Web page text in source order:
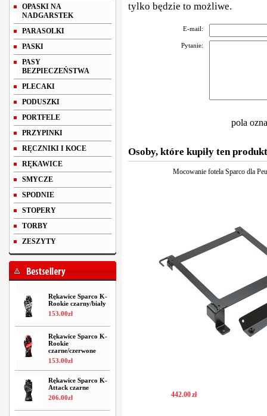
OPASKI NA
NADGARSTEK
PARASOLKI
PASKI
PASY
BEZPIECZEŃSTWA
PLECAKI
PODUSZKI
PORTFELE
PRZYPINKI
RĘCZNIKI I KOCE
RĘKAWICE
SMYCZE
SPODNIE
STOPERY
TORBY
ZESZYTY
Rękawice Sparco K-
Rookie czarny/biały
153.00zł
Rękawice Sparco K-
Rookie
czarne/czerwone
153.00zł
Rękawice Sparco K-
Attack czarne
206.00zł
tylko będzie to możliwe.
E-mail:
Pytanie:
pola
Osoby, które kupiły ten
Mocowanie fotela Sparco dla
442.00zł